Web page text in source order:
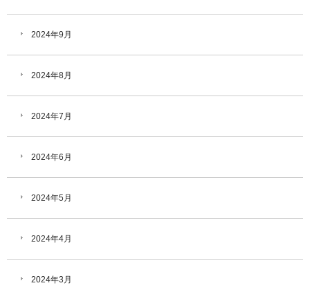
2024年9月
2024年8月
2024年7月
2024年6月
2024年5月
2024年4月
2024年3月